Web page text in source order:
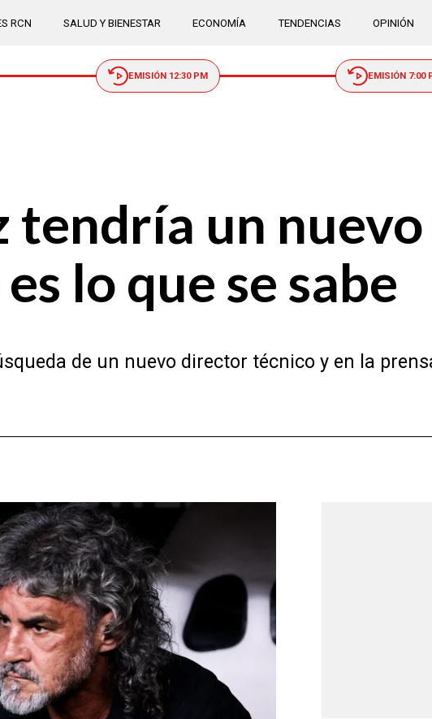
RCN SALUD Y BIENESTAR ECONOMÍA TENDENCIAS OPINIÓN
EMISIÓN 12:30 PM EMISIÓN 7:00
tendría un
lo que se sabe
de un nuevo director técnico y en la